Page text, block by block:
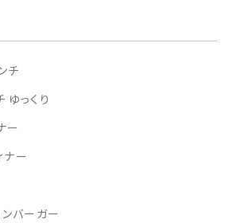
チ
っくり
ー
ナー
バーガー